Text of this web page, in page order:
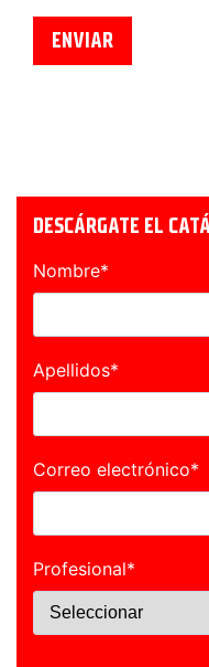
DESCÁRGATE EL
Nombre*
Apellidos*
Correo electrónico*
Profesional*